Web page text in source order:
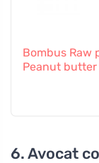
Bombus Raw
Peanut
6. Avocat